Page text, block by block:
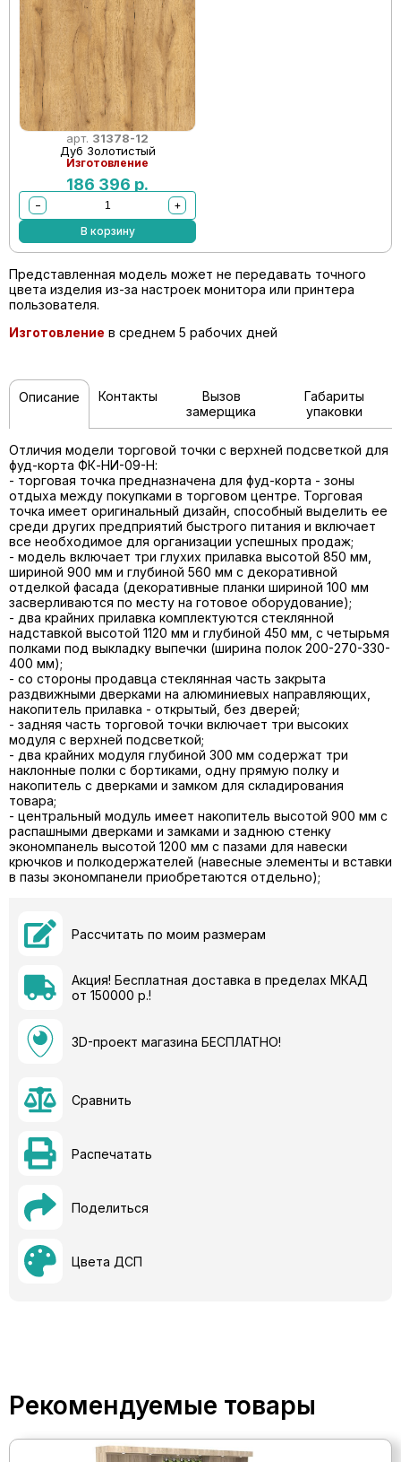
арт. 31378-12
Дуб Золотистый
Изготовление
186 396 р.
−
+
В корзину
Представленная модель может не передавать точного
цвета изделия из-за настроек монитора или принтера
пользователя.
Изготовление в среднем 5 рабочих дней
Описание Контакты
Вызов
замерщика
Габариты
упаковки
Отличия модели торговой точки с верхней подсветкой для
фуд-корта ФК-НИ-09-Н:
- торговая точка предназначена для фуд-корта - зоны
отдыха между покупками в торговом центре. Торговая
точка имеет оригинальный дизайн, способный выделить ее
среди других предприятий быстрого питания и включает
все необходимое для организации успешных продаж;
- модель включает три глухих прилавка высотой 850 мм,
шириной 900 мм и глубиной 560 мм с декоративной
отделкой фасада (декоративные планки шириной 100 мм
засверливаются по месту на готовое оборудование);
- два крайних прилавка комплектуются стеклянной
надставкой высотой 1120 мм и глубиной 450 мм, с четырьмя
полками под выкладку выпечки (ширина полок 200-270-330-
400 мм);
- со стороны продавца стеклянная часть закрыта
раздвижными дверками на алюминиевых направляющих,
накопитель прилавка - открытый, без дверей;
- задняя часть торговой точки включает три высоких
модуля с верхней подсветкой;
- два крайних модуля глубиной 300 мм содержат три
наклонные полки с бортиками, одну прямую полку и
накопитель с дверками и замком для складирования
товара;
- центральный модуль имеет накопитель высотой 900 мм с
распашными дверками и замками и заднюю стенку
экономпанель высотой 1200 мм с пазами для навески
крючков и полкодержателей (навесные элементы и вставки
в пазы экономпанели приобретаются отдельно);
Рассчитать по моим размерам
Акция! Бесплатная доставка в пределах МКАД
от 150000 р.!
3D-проект магазина БЕСПЛАТНО!
Сравнить
Распечатать
Поделиться
Цвета ДСП
Рекомендуемые товары